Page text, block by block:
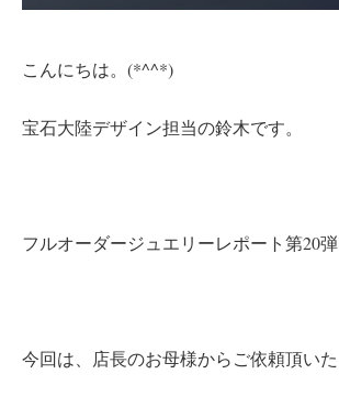
こんにちは。(*^^*)
宝石大陸デザイン担当の鈴木です。
フルオーダージュエリーレポート第20弾
今回は、店長のお母様からご依頼頂いた